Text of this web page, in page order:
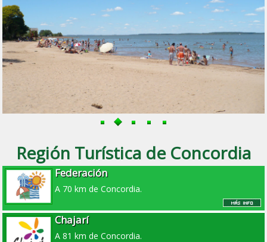
Región Turística de Concordia
Federación
A 70 km de Concordia.
Chajarí
A 81 km de Concordia.